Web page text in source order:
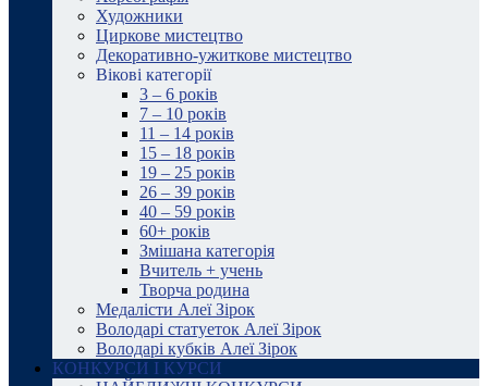
Художники
Циркове мистецтво
Декоративно-ужиткове мистецтво
Вікові категорії
3 – 6 років
7 – 10 років
11 – 14 років
15 – 18 років
19 – 25 років
26 – 39 років
40 – 59 років
60+ років
Змішана категорія
Вчитель + учень
Творча родина
Медалісти Алеї Зірок
Володарі статуеток Алеї Зірок
Володарі кубків Алеї Зірок
КОНКУРСИ І КУРСИ